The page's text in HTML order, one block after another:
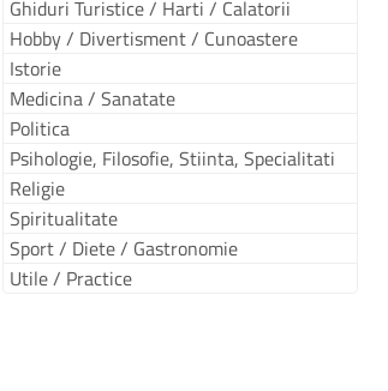
Ghiduri Turistice / Harti / Calatorii
Hobby / Divertisment / Cunoastere
Istorie
Medicina / Sanatate
Politica
Psihologie, Filosofie, Stiinta, Specialitati
Religie
Spiritualitate
Sport / Diete / Gastronomie
Utile / Practice